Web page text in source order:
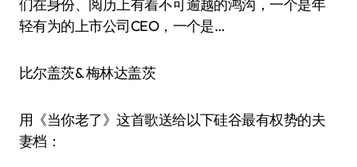
们在身份、阅历上有着不可逾越的鸿沟，一个是年
轻有为的上市公司CEO，一个是…
比尔盖茨& 梅林达盖茨
用《当你老了》这首歌送给以下硅谷最有权势的夫
妻档：